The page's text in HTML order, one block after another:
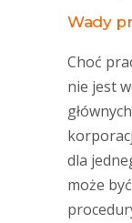
Wady
Choć
nie jest
dla
może